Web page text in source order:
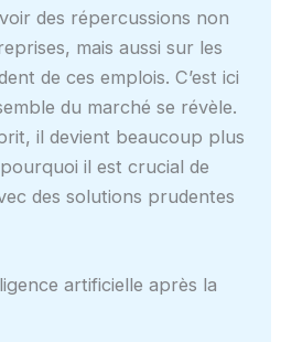
des répercussions non
mais aussi sur les
de ces emplois. C’est ici
du marché se révèle.
il devient beaucoup plus
il est crucial de
des solutions prudentes
artificielle après la